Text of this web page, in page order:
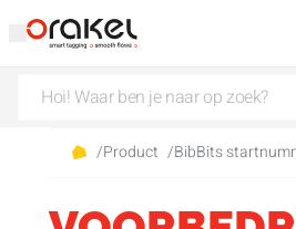
/Product /BibBits